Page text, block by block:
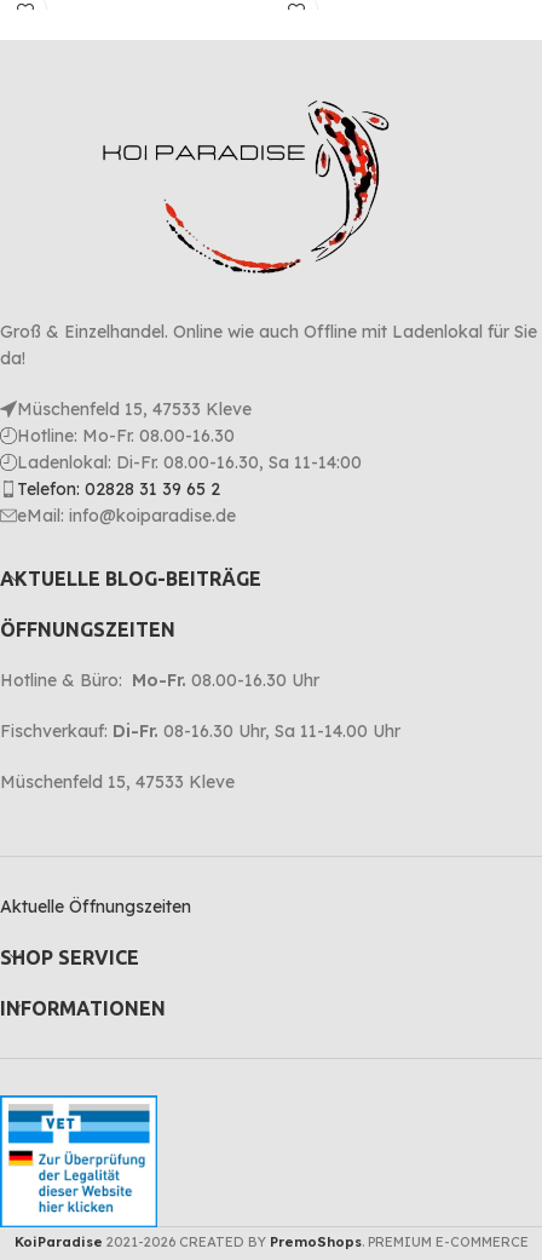
spenden.
Groß & Einzelhandel. Online wie auch Offline mit Ladenlokal für Sie
da!
Müschenfeld 15, 47533 Kleve
Hotline: Mo-Fr. 08.00-16.30
Ladenlokal: Di-Fr. 08.00-16.30, Sa 11-14:00
Telefon: 02828 31 39 65 2
eMail: info@koiparadise.de
AKTUELLE BLOG-BEITRÄGE
ÖFFNUNGSZEITEN
Hotline & Büro: Mo-Fr. 08.00-16.30 Uhr
Fischverkauf: Di-Fr. 08-16.30 Uhr, Sa 11-14.00 Uhr
Müschenfeld 15, 47533 Kleve
Aktuelle Öffnungszeiten
SHOP SERVICE
INFORMATIONEN
KoiParadise 2021-2026 CREATED BY PremoShops. PREMIUM E-COMMERCE